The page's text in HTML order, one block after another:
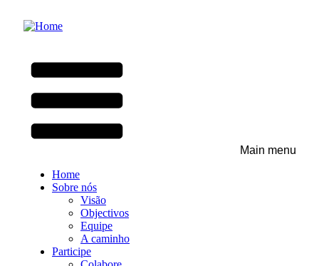
Main menu
Home
Sobre nós
Visão
Objectivos
Equipe
A caminho
Participe